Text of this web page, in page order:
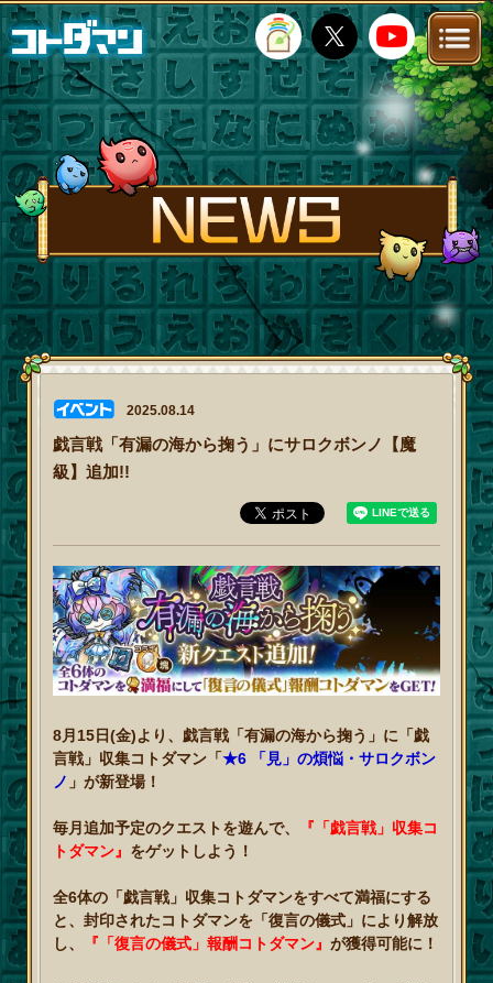
TOP STORY NEWS
FANKIT FAQ
2025.08.14
戯言戦「有漏の海から掬う」にサロクボンノ【魔
級】追加!!
8月15日(金)より、戯言戦「有漏の海から掬う」に「戯
言戦」収集コトダマン「★6 「見」の煩悩・サロクボン
ノ 」が新登場！
毎月追加予定のクエストを遊んで、
『「戯言戦」収集コ
トダマン』 をゲットしよう！
全6体の「戯言戦」収集コトダマンをすべて満福にする
と、封印されたコトダマンを「復言の儀式」により解放
し、
『「復言の儀式」報酬コトダマン』が獲得可能に！